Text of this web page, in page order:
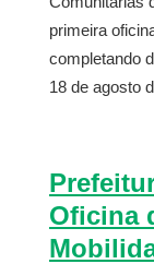
primeira
completando
18 de agosto
Oficina